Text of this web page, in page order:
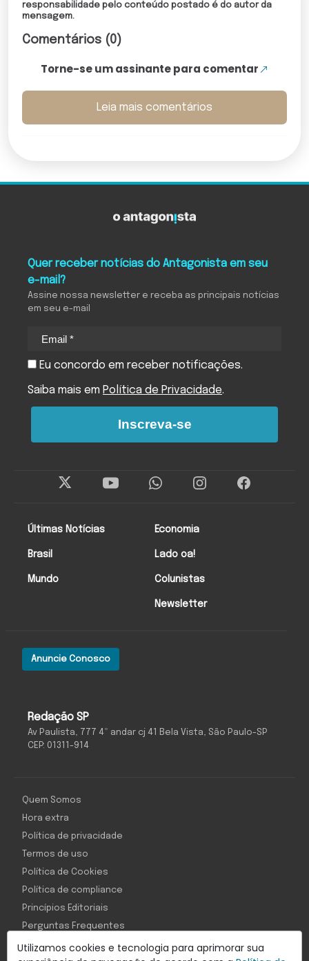
responsabilidade pelo conteúdo postado é do autor da
mensagem.
Comentários (0)
Torne-se um assinante para comentar
Leia mais comentários
Utilizamos cookies e tecnologia para aprimorar sua
Redação SP
Av Paulista, 777 4º andar cj 41 Bela Vista, São Paulo-SP
CEP: 01311-914
Anuncie Conosco
Últimas Notícias
Brasil
Mundo
Economia
Lado oa!
Colunistas
Newsletter
Quer receber notícias do Antagonista em seu
e-mail?
Assine nossa newsletter e receba as principais notícias
em seu e-mail
Eu concordo em receber notificações.
Saiba mais em Política de Privacidade.
Inscreva-se
Quem Somos
Hora extra
Política de privacidade
Termos de uso
Política de Cookies
Política de compliance
Princípios Editoriais
Perguntas Frequentes